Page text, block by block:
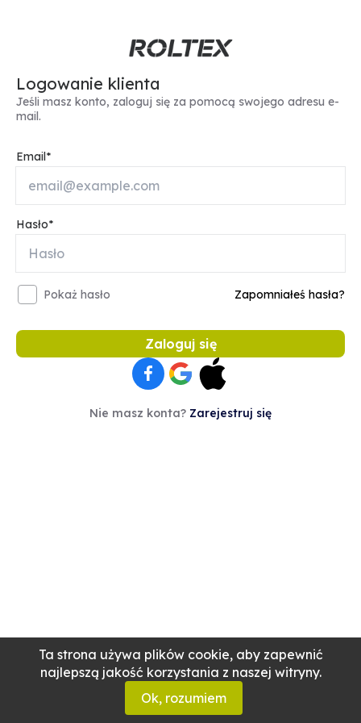
Ta strona używa plików cookie, aby zapewnić
najlepszą jakość korzystania z naszej witryny.
Ok, rozumiem
Logowanie klienta
Jeśli masz konto, zaloguj się za pomocą swojego adresu e-
mail.
Email
Hasło
Pokaż hasło Zapomniałeś hasła?
Zaloguj się
Nie masz konta? Zarejestruj się